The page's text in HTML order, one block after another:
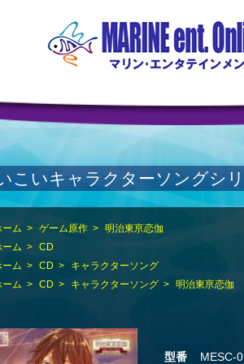
こいキャラクターソングシ
ーム > ゲーム原作 > 明治東亰恋伽
ーム > CD
ーム > CD >
キャラクターソング
ーム > CD > キャラクターソング > 明治東亰恋伽
型番 MESC-